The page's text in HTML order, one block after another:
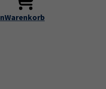
for "Über uns"
Service Submenu for
Warenkorb